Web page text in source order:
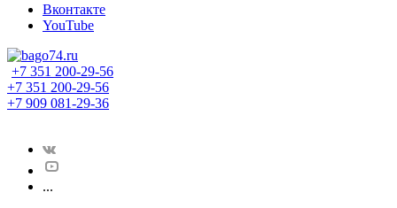
Вконтакте
YouTube
+7 351 200-29-56
+7 351 200-29-56
+7 909 081-29-36
...